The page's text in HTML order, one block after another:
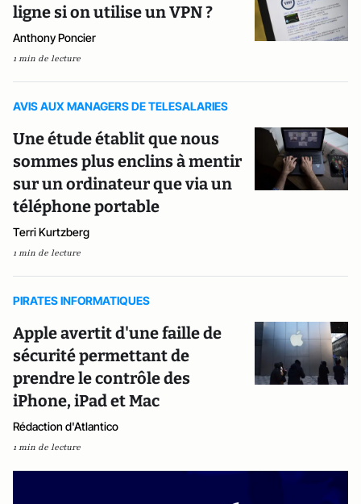
ligne si on utilise un VPN ?
Anthony Poncier
1 min de lecture
AVIS AUX MANAGERS DE TELESALARIES
Une étude établit que nous
sommes plus enclins à mentir
sur un ordinateur que via un
téléphone portable
Terri Kurtzberg
1 min de lecture
PIRATES INFORMATIQUES
Apple avertit d'une faille de
sécurité permettant de
prendre le contrôle des
iPhone, iPad et Mac
Rédaction d'Atlantico
1 min de lecture